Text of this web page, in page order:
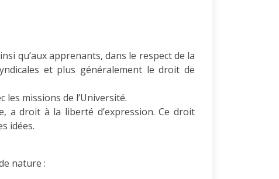
qu’aux apprenants, dans le respect de la
et plus généralement le droit de
missions de l’Université.
a droit à la liberté d’expression. Ce droit
idées.
nature :